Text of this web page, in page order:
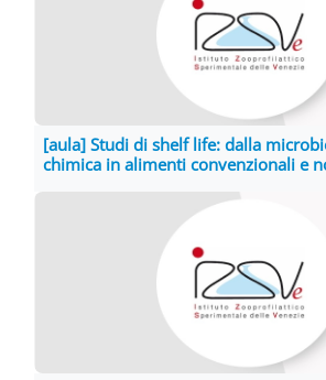
[aula] Studi di shelf life: dalla
chimica in alimenti convenzionali e